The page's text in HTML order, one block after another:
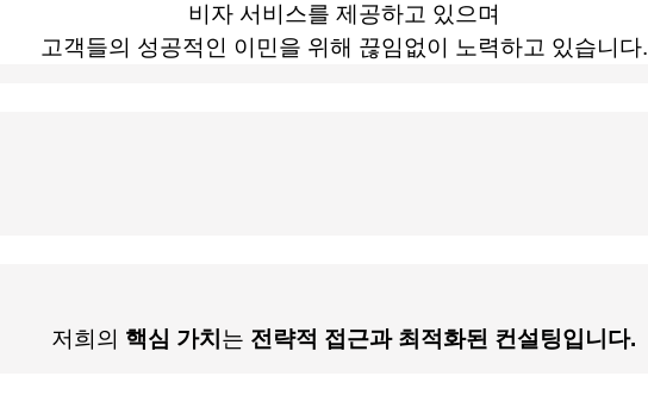
비자 서비스를 제공하고 있으며
고객들의 성공적인 이민을 위해 끊임없이 노력하고 있습니다.
저희의 핵심 가치 는 전략적 접근과 최적화된 컨설팅입니다.